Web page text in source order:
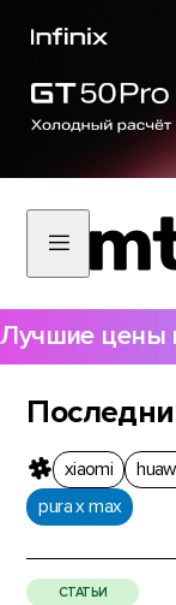
Лучшие цены
xiaomi
pura x max
СТАТЬИ